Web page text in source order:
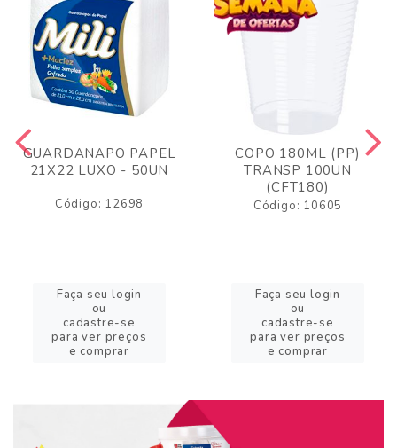
GUARDANAPO PAPEL
21X22 LUXO - 50UN
Código: 12698
Faça seu login
ou
cadastre-se
para ver preços
e comprar
COPO 180ML (PP)
TRANSP 100UN
(CFT180)
Código: 10605
Faça seu login
ou
cadastre-se
para ver preços
e comprar